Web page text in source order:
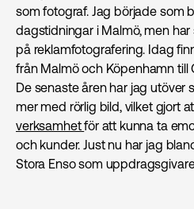
som fotograf. Jag började som
dagstidningar i Malmö, men har
på reklamfotografering. Idag
från Malmö och Köpenhamn till
De senaste åren har jag utöver
mer med rörlig bild, vilket gjort
verksamhetför att kunna ta
och kunder. Just nu har jag
Stora Enso som